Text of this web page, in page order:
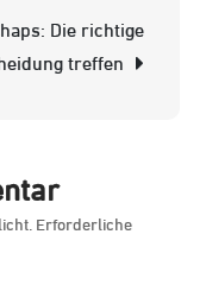
im
Sattel
Die richtige
treffen
Erforderliche